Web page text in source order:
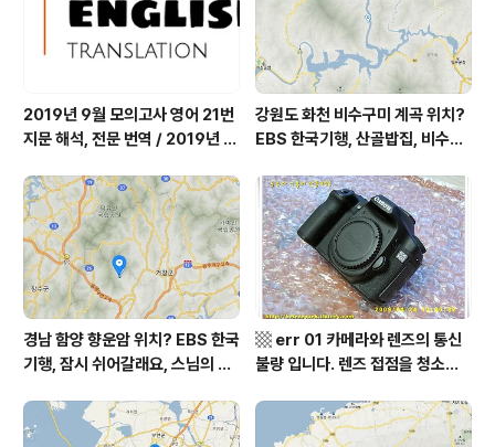
장 임분노미 할머니
까르돈, kbs 인간극장
2019년 9월 모의고사 영어 21번
지문 해석, 전문 번역 / 2019년 9
역, 평가원 2019년 고3 9월 영어
영역 외국어영역 전문 해석, Engli
sh to Korean translation
강원도 화천 비수구미 계곡 위치?
EBS 한국기행, 산골밥집, 비수구
부 화천군 비수구미 낙타민박 어
디? / 강원도 화천군 가볼 만한 곳
비수구미 마을, 파로호
경남 함양 향운암 위치? EBS 한국
기행, 잠시 쉬어갈래요, 스님의 어
상남도 함양군 가볼 만한 곳, 용추
계곡 향운암 명천스님, 덕유산 황
▩ err 01 카메라와 렌즈의 통신
불량 입니다. 렌즈 접점을 청소하